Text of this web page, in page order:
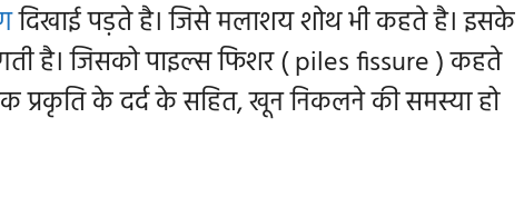
दिखाई पड़ते है। जिसे मलाशय शोथ भी कहते है। इसके
है। जिसको पाइल्स फिशर ( piles fissure ) कहते
प्रकृति के दर्द के सहित, खून निकलने की समस्या हो